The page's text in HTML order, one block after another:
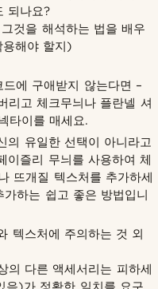
되나요?
것을 해석하는 법을 배우
해야 할지)
드에 구애받지 않는다면 –
리고 체크무늬나 플란넬 셔
타이를 매세요.
의 유일한 선택이 아니라고
이즐리 무늬를 사용하여 체
뜨개질 텍스처를 추가하세
하는 쉽고 좋은 방법입니
텍스처에 주의하는 것 외
의 다른 액세서리는 피하세